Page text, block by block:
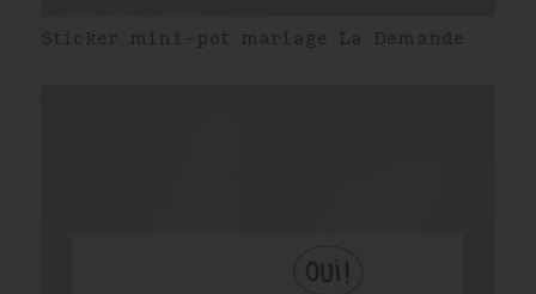
Sticker mini-pot mariage La Demande